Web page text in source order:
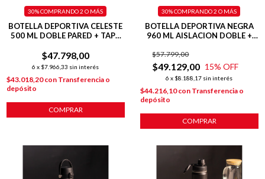
BOTELLA DEPORTIVA CELESTE
500 ML DOBLE PARED + TAPA
$47.798,00
6 x $7.966,33 sin interés
30%COMPRANDO 2 O MÁS
$43.018,20con Transferencia o
depósito
COMPRAR
BOTELLA DEPORTIVA NEGRA
960 ML AISLACION DOBLE +
$49.129,00
$57.799,00
15% OFF
6 x $8.188,17 sin interés
30%COMPRANDO 2 O MÁS
$44.216,10con Transferencia o
depósito
COMPRAR